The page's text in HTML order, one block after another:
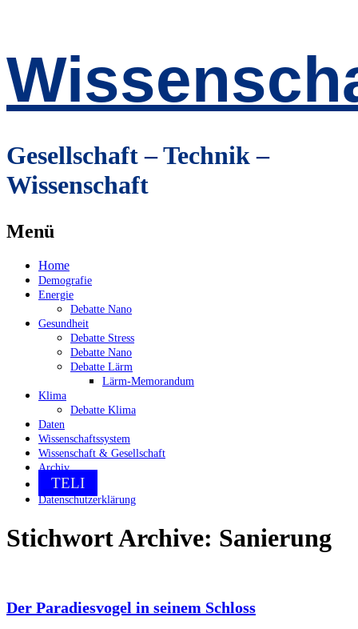
Gesellschaft – Technik –
Wissenschaft
Menü
Zum
Inhalt
springen
Home
Demografie
Energie
Debatte Nano
Gesundheit
Debatte Stress
Debatte Nano
Debatte Lärm
Lärm-Memorandum
Klima
Debatte Klima
Daten
Wissenschaftssystem
Wissenschaft & Gesellschaft
Archiv
TELI
Datenschutzerklärung
Stichwort Archive: Sanierung
Der Paradiesvogel in seinem Schloss